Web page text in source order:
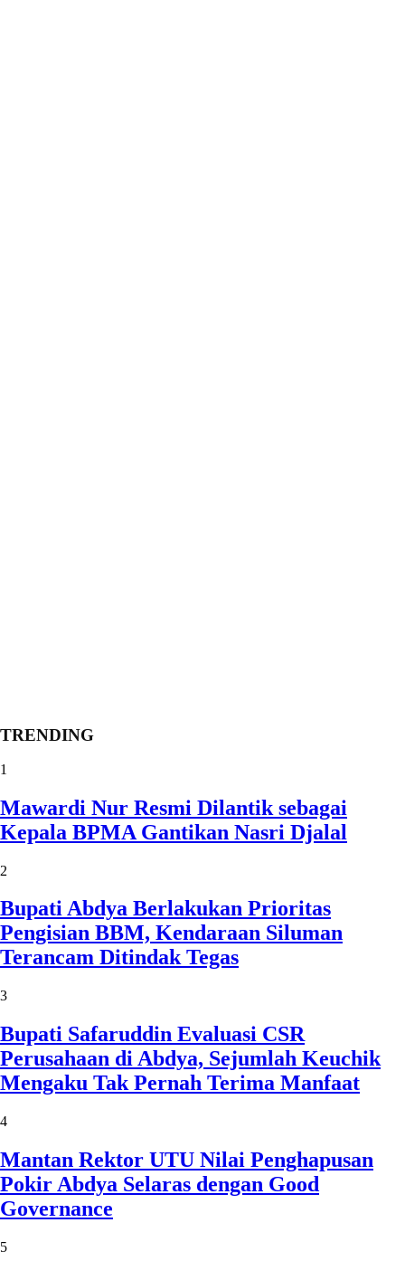
TRENDING
1
Mawardi Nur Resmi Dilantik sebagai
Kepala BPMA Gantikan Nasri Djalal
2
Bupati Abdya Berlakukan Prioritas
Pengisian BBM, Kendaraan Siluman
Terancam Ditindak Tegas
3
Bupati Safaruddin Evaluasi CSR
Perusahaan di Abdya, Sejumlah Keuchik
Mengaku Tak Pernah Terima Manfaat
4
Mantan Rektor UTU Nilai Penghapusan
Pokir Abdya Selaras dengan Good
Governance
5